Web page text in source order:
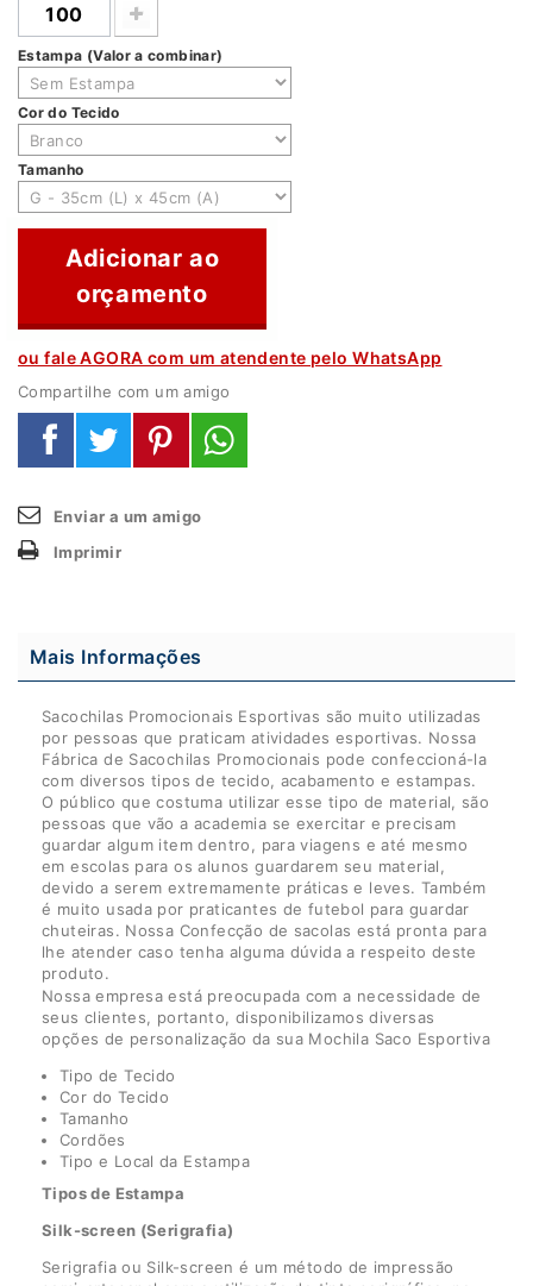
Estampa (Valor a combinar)
Cor do Tecido
Tamanho
Adicionar ao
orçamento
ou fale AGORA com um atendente pelo WhatsApp
Compartilhe com um amigo
Enviar a um amigo
Imprimir
Mais Informações
Sacochilas Promocionais Esportivas são muito utilizadas
por pessoas que praticam atividades esportivas. Nossa
Fábrica de Sacochilas Promocionais pode confeccioná-la
com diversos tipos de tecido, acabamento e estampas.
O público que costuma utilizar esse tipo de material, são
pessoas que vão a academia se exercitar e precisam
guardar algum item dentro, para viagens e até mesmo
em escolas para os alunos guardarem seu material,
devido a serem extremamente práticas e leves. Também
é muito usada por praticantes de futebol para guardar
chuteiras. Nossa Confecção de sacolas está pronta para
lhe atender caso tenha alguma dúvida a respeito deste
produto.
Nossa empresa está preocupada com a necessidade de
seus clientes, portanto, disponibilizamos diversas
opções de personalização da sua Mochila Saco Esportiva
Tipo de Tecido
Cor do Tecido
Tamanho
Cordões
Tipo e Local da Estampa
Tipos de Estampa
Silk-screen (Serigrafia)
Serigrafia ou Silk-screen é um método de impressão